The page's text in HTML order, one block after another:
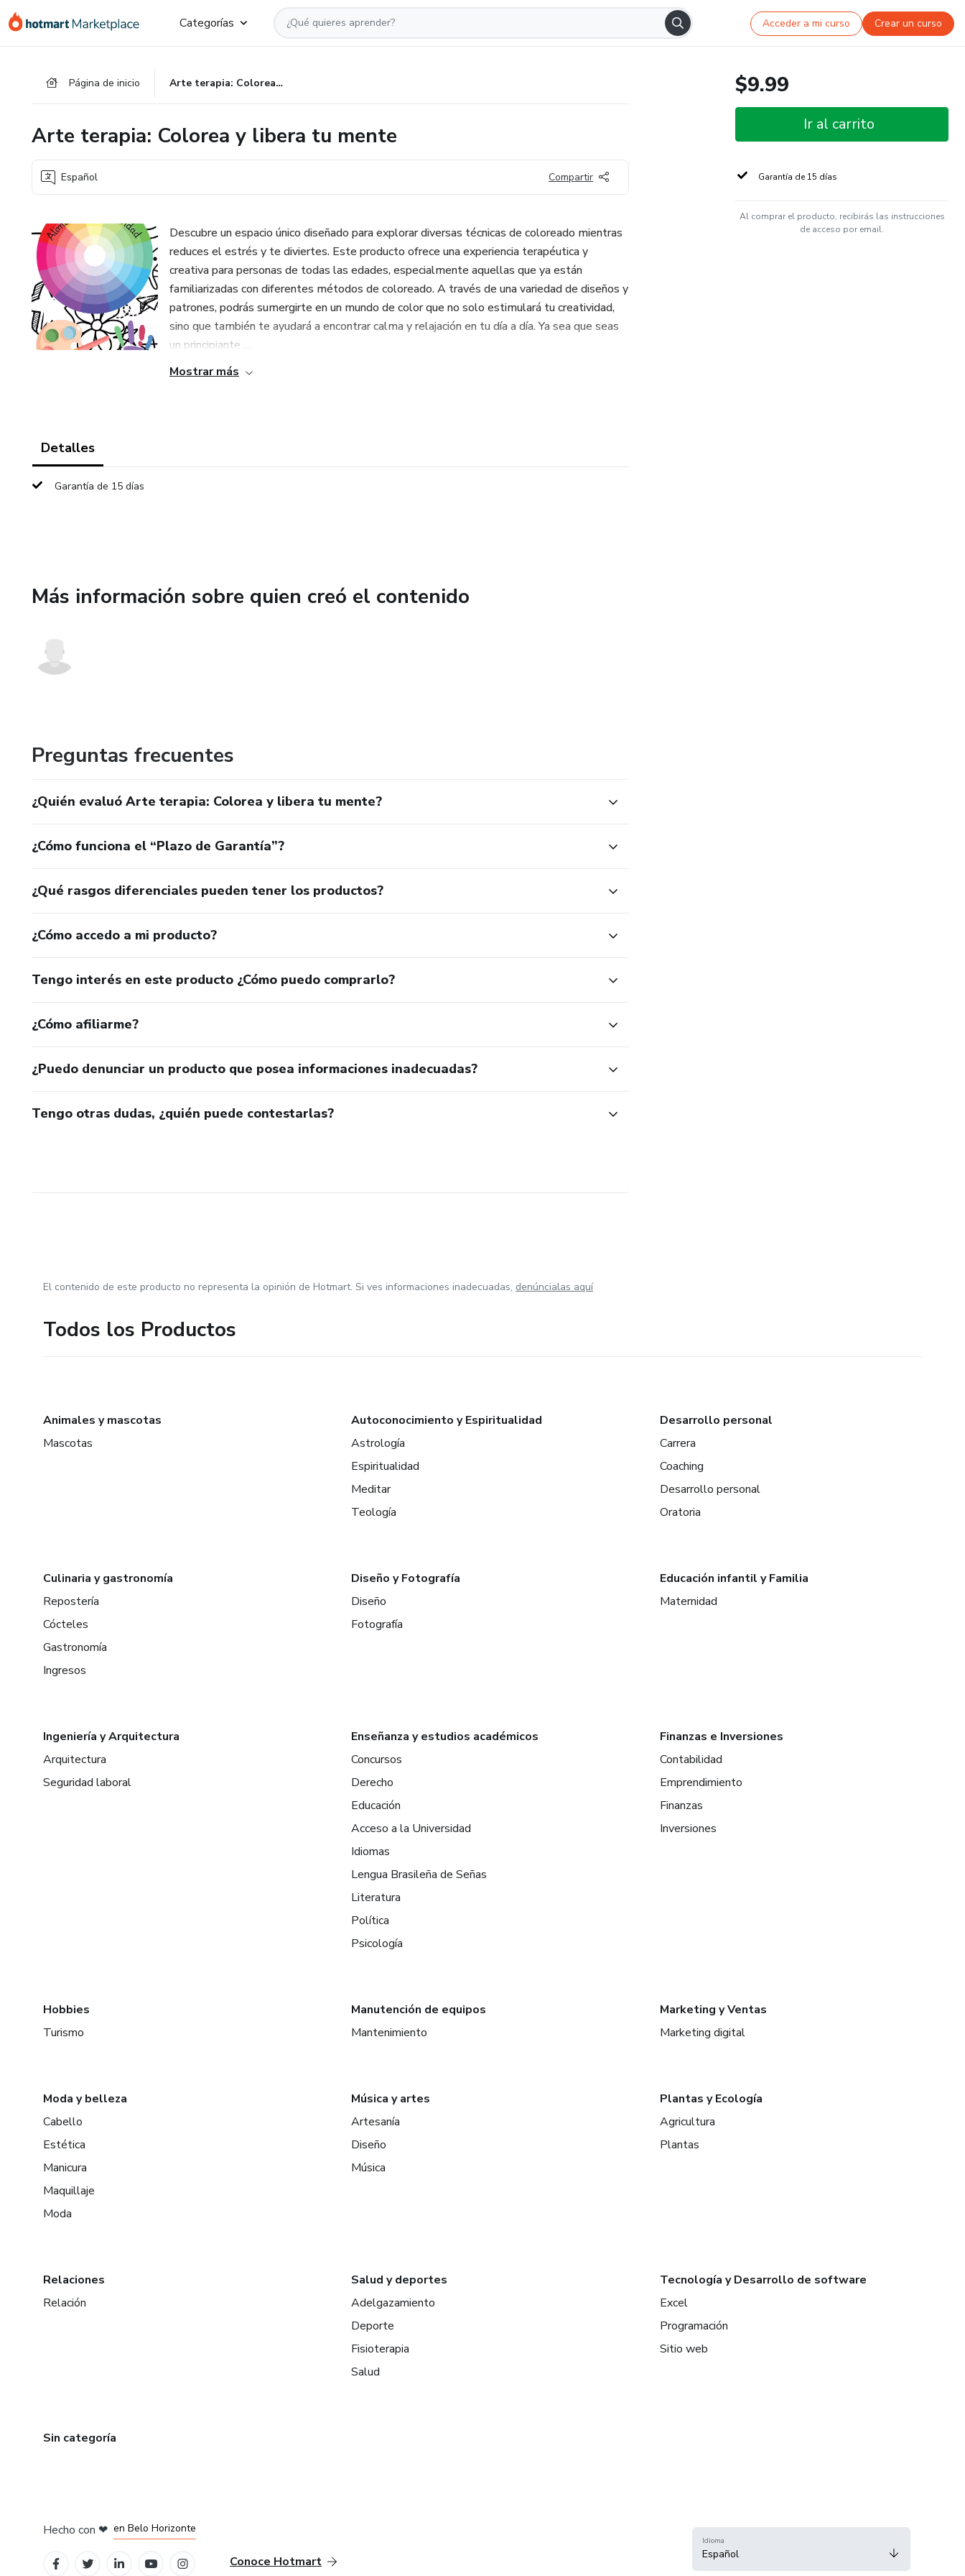
Categorías Acceder a mi curso Crear un curso
Página de inicio Arte terapia: Colorea y libera tu mente
Arte terapia: Colorea y libera tu mente
Español Compartir
Descubre un espacio único diseñado para explorar diversas técnicas de coloreado mientras
reduces el estrés y te diviertes. Este producto ofrece una experiencia terapéutica y
creativa para personas de todas las edades, especialmente aquellas que ya están
familiarizadas con diferentes métodos de coloreado. A través de una variedad de diseños y
patrones, podrás sumergirte en un mundo de color que no solo estimulará tu creatividad,
sino que también te ayudará a encontrar calma y relajación en tu día a día. Ya sea que seas
un principiante ...
Mostrar más
Detalles
Garantía de 15 días
Más información sobre quien creó el contenido
Preguntas frecuentes
¿Quién evaluó Arte terapia: Colorea y libera tu mente?
¿Cómo funciona el “Plazo de Garantía”?
¿Qué rasgos diferenciales pueden tener los productos?
¿Cómo accedo a mi producto?
Tengo interés en este producto ¿Cómo puedo comprarlo?
¿Cómo afiliarme?
¿Puedo denunciar un producto que posea informaciones inadecuadas?
Tengo otras dudas, ¿quién puede contestarlas?
$9.99
Ir al carrito
Garantía de 15 días
Al comprar el producto, recibirás las instrucciones
de acceso por email.
El contenido de este producto no representa la opinión de Hotmart. Si ves informaciones inadecuadas, denúncialas aquí
Todos los Productos
Animales y mascotas
Mascotas
Autoconocimiento y Espiritualidad
Astrología
Espiritualidad
Meditar
Teología
Desarrollo personal
Carrera
Coaching
Desarrollo personal
Oratoria
Culinaria y gastronomía
Repostería
Cócteles
Gastronomía
Ingresos
Diseño y Fotografía
Diseño
Fotografía
Educación infantil y Familia
Maternidad
Ingeniería y Arquitectura
Arquitectura
Seguridad laboral
Enseñanza y estudios académicos
Concursos
Derecho
Educación
Acceso a la Universidad
Idiomas
Lengua Brasileña de Señas
Literatura
Política
Psicología
Finanzas e Inversiones
Contabilidad
Emprendimiento
Finanzas
Inversiones
Hobbies
Turismo
Manutención de equipos
Mantenimiento
Marketing y Ventas
Marketing digital
Moda y belleza
Cabello
Estética
Manicura
Maquillaje
Moda
Música y artes
Artesanía
Diseño
Música
Plantas y Ecología
Agricultura
Plantas
Relaciones
Relación
Salud y deportes
Adelgazamiento
Deporte
Fisioterapia
Salud
Tecnología y Desarrollo de software
Excel
Programación
Sitio web
Sin categoría
Hecho con ❤ en Belo Horizonte
Conoce Hotmart
Idioma
Español